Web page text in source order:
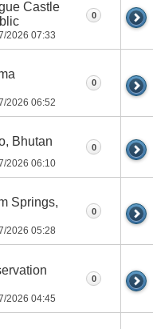
Castle
2026 07:33
0
2026 06:52
0
Bhutan
2026 06:10
0
Springs,
2026 05:28
0
2026 04:45
0